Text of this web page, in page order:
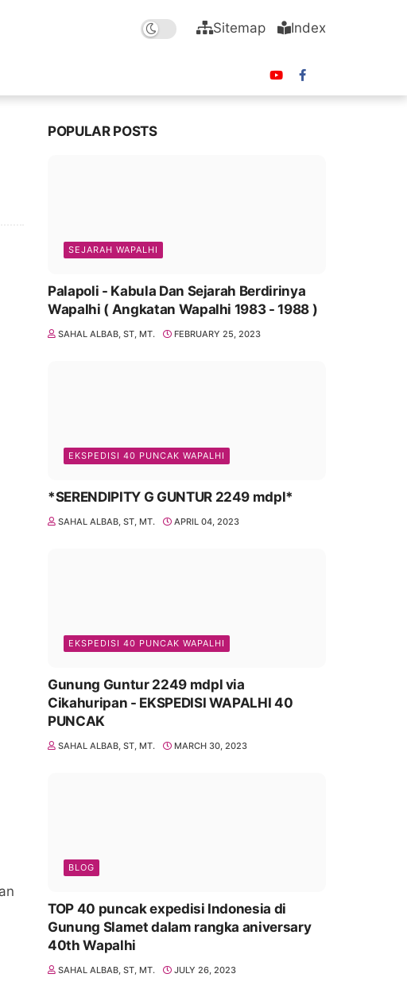
Sitemap Index
POPULAR POSTS
SEJARAH WAPALHI
Palapoli - Kabula Dan Sejarah Berdirinya
Wapalhi ( Angkatan Wapalhi 1983 - 1988 )
SAHAL ALBAB, ST, MT. FEBRUARY 25, 2023
EKSPEDISI 40 PUNCAK WAPALHI
*SERENDIPITY G GUNTUR 2249 mdpl*
SAHAL ALBAB, ST, MT. APRIL 04, 2023
EKSPEDISI 40 PUNCAK WAPALHI
Gunung Guntur 2249 mdpl via
Cikahuripan - EKSPEDISI WAPALHI 40
PUNCAK
SAHAL ALBAB, ST, MT. MARCH 30, 2023
BLOG
TOP 40 puncak expedisi Indonesia di
Gunung Slamet dalam rangka aniversary
40th Wapalhi
SAHAL ALBAB, ST, MT. JULY 26, 2023